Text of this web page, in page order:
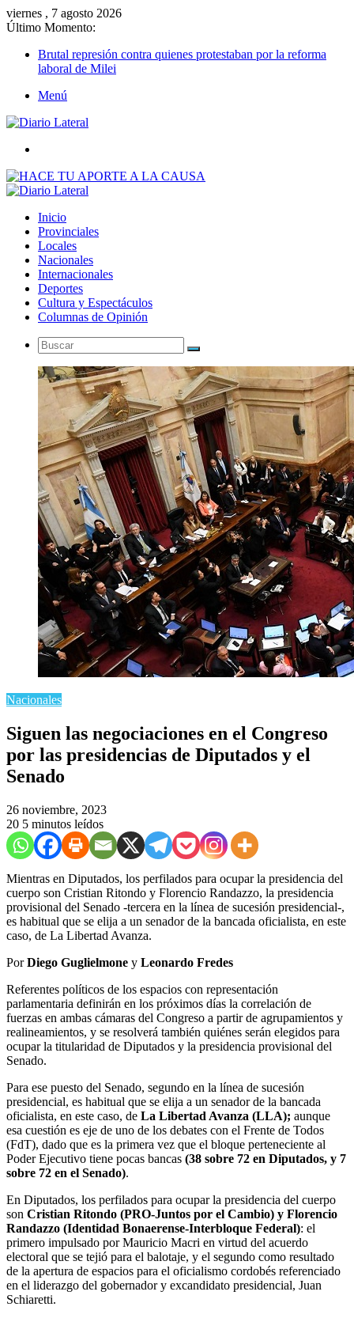
viernes , 7 agosto 2026
Último Momento:
Brutal represión contra quienes protestaban por la reforma
laboral de Milei
Menú
Inicio
Provinciales
Locales
Nacionales
Internacionales
Deportes
Cultura y Espectáculos
Columnas de Opinión
Buscar
Nacionales
Siguen las negociaciones en el Congreso
por las presidencias de Diputados y el
Senado
26 noviembre, 2023
20 5 minutos leídos
Mientras en Diputados, los perfilados para ocupar la presidencia del
cuerpo son Cristian Ritondo y Florencio Randazzo, la presidencia
provisional del Senado -tercera en la línea de sucesión presidencial-,
es habitual que se elija a un senador de la bancada oficialista, en este
caso, de La Libertad Avanza.
PorDiego Guglielmone y Leonardo Fredes
Referentes políticos de los espacios con representación
parlamentaria definirán en los próximos días la correlación de
fuerzas en ambas cámaras del Congreso a partir de agrupamientos y
realineamientos, y se resolverá también quiénes serán elegidos para
ocupar la titularidad de Diputados y la presidencia provisional del
Senado.
Para ese puesto del Senado, segundo en la línea de sucesión
presidencial, es habitual que se elija a un senador de la bancada
oficialista, en este caso, de La Libertad Avanza (LLA); aunque
esa cuestión es eje de uno de los debates con el Frente de Todos
(FdT), dado que es la primera vez que el bloque perteneciente al
Poder Ejecutivo tiene pocas bancas (38 sobre 72 en Diputados, y 7
sobre 72 en el Senado).
En Diputados, los perfilados para ocupar la presidencia del cuerpo
son Cristian Ritondo (PRO-Juntos por el Cambio) y Florencio
Randazzo (Identidad Bonaerense-Interbloque Federal): el
primero impulsado por Mauricio Macri en virtud del acuerdo
electoral que se tejió para el balotaje, y el segundo como resultado
de la apertura de espacios para el oficialismo cordobés referenciado
en el liderazgo del gobernador y excandidato presidencial, Juan
Schiaretti.